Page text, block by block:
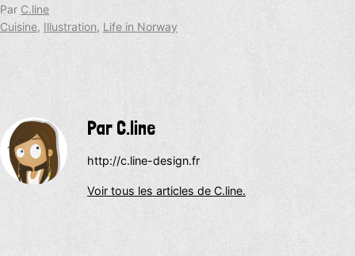
le
Par C.line
Catégorisé
Cuisine, Illustration, Life in Norway
Par C.line
http://c.line-design.fr
Voir tous les articles de C.line.